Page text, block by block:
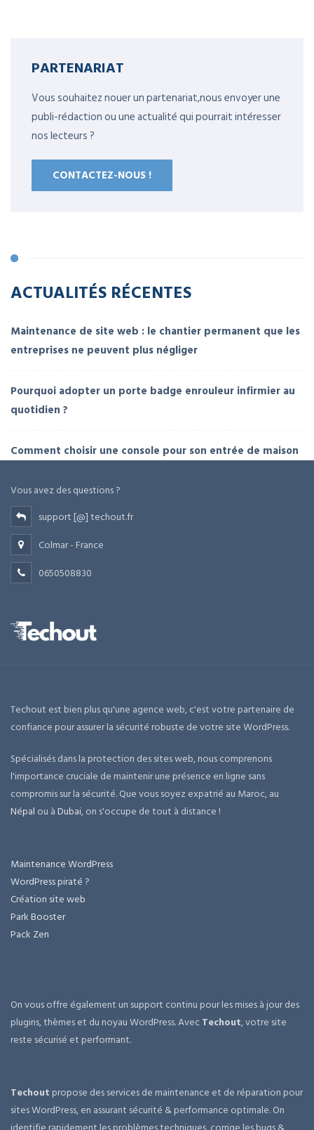
PARTENARIAT
Vous souhaitez nouer un partenariat,nous envoyer une
publi-rédaction ou une actualité qui pourrait intéresser
nos lecteurs ?
CONTACTEZ-NOUS !
ACTUALITÉS RÉCENTES
Maintenance de site web : le chantier permanent que les
entreprises ne peuvent plus négliger
Pourquoi adopter un porte badge enrouleur infirmier au
quotidien ?
Comment choisir une console pour son entrée de maison
Vous avez des questions ?
support [@] techout.fr
Colmar - France
0650508830
Techout est bien plus qu'une agence web, c'est votre partenaire de
confiance pour assurer la sécurité robuste de votre site WordPress.
Spécialisés dans la protection des sites web, nous comprenons
l'importance cruciale de maintenir une présence en ligne sans
compromis sur la sécurité. Que vous soyez expatrié au Maroc, au
Népal ou àDubai, on s'occupe de tout à distance !
Maintenance WordPress
WordPress piraté ?
Création site web
Park Booster
Pack Zen
On vous offre également un support continu pour les mises à jour des
plugins, thèmes et du noyau WordPress. AvecTechout, votre site
reste sécurisé et performant.
Techout propose des services de maintenance et de réparation pour
sites WordPress, en assurant sécurité & performance optimale. On